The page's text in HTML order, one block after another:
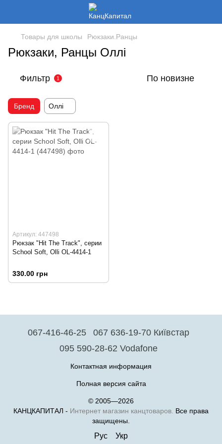
Товары для школы Рюкзаки.Ранцы
Рюкзаки, Ранцы Оллі
Фильтр 1 По новизне
Бренд Оллі
Артикул: 447498
Рюкзак "Hit The Track", серии
School Soft, Olli OL-4414-1
330.00 грн
067-416-46-25
067 636-19-70 Київстар
095 590-28-62 Vodafone
Контактная информация
Полная версия сайта
© 2005—2026
КАНЦКАПИТАЛ - Интернет магазин канцтоваров. Все права
защищены.
Рус Укр